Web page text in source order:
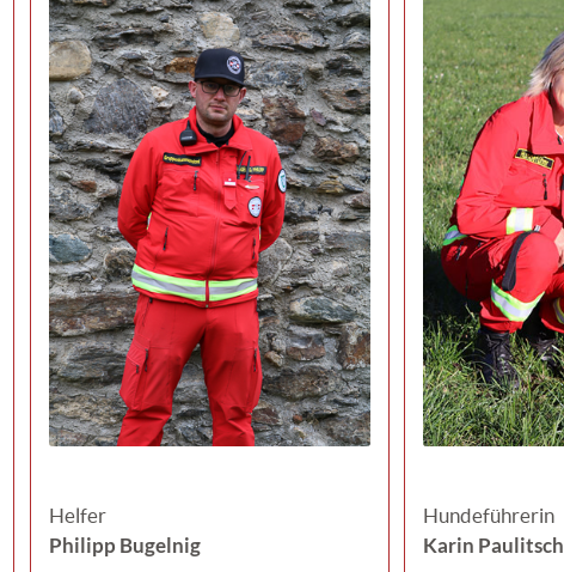
Helfer
Philipp Bugelnig
Hundeführerin
Karin Paulitsch